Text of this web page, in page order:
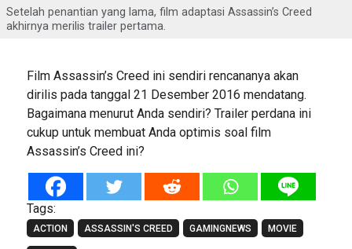
Setelah penantian yang lama, film adaptasi Assassin’s Creed
akhirnya merilis trailer pertama.
Film Assassin’s Creed ini sendiri rencananya akan
dirilis pada tanggal 21 Desember 2016 mendatang.
Bagaimana menurut Anda sendiri? Trailer perdana ini
cukup untuk membuat Anda optimis soal film
Assassin’s Creed ini?
Tags:
ACTION ASSASSIN'S CREED GAMINGNEWS MOVIE